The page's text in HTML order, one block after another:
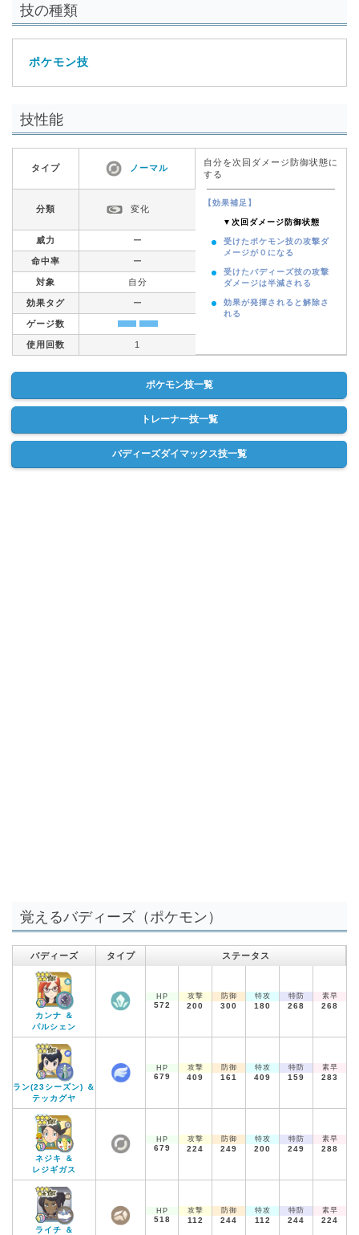
技の種類
ポケモン技
技性能
タイプ ノーマル
自分を次回ダメージ防御状態に
する
【効果補足】
▼次回ダメージ防御状態
受けたポケモン技の攻撃ダ
メージが０になる
受けたバディーズ技の攻撃
ダメージは半減される
効果が発揮されると解除さ
れる
分類 変化
威力 ー
命中率 ー
対象 自分
効果タグ ー
ゲージ数
使用回数 1
ポケモン技一覧
トレーナー技一覧
バディーズダイマックス技一覧
覚えるバディーズ（ポケモン）
バディーズ タイプ ステータス
カンナ ＆
パルシェン
HP
572
攻撃
200
防御
300
特攻
180
特防
268
素早
268
ラン(23シーズン) ＆
テッカグヤ
HP
679
攻撃
409
防御
161
特攻
409
特防
159
素早
283
ネジキ ＆
レジギガス
HP
679
攻撃
224
防御
249
特攻
200
特防
249
素早
288
ライチ ＆
HP
518
攻撃
112
防御
244
特攻
112
特防
244
素早
224